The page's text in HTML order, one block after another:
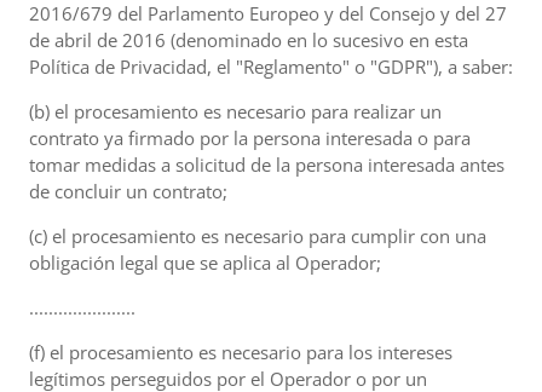
2016/679 del Parlamento Europeo y del Consejo y del 27
de abril de 2016 (denominado en lo sucesivo en esta
Política de Privacidad, el "Reglamento" o "GDPR"), a saber:
(b) el procesamiento es necesario para realizar un
contrato ya firmado por la persona interesada o para
tomar medidas a solicitud de la persona interesada antes
de concluir un contrato;
(c) el procesamiento es necesario para cumplir con una
obligación legal que se aplica al Operador;
......................
(f) el procesamiento es necesario para los intereses
legítimos perseguidos por el Operador o por un